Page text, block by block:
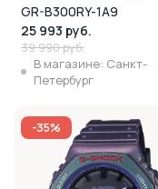
GR-B300RY-1A9
25 993 руб.
39 990 руб.
В магазине: Санкт-
Петербург
-35%